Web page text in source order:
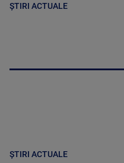
ȘTIRI ACTUALE
ȘTIRI ACTUALE